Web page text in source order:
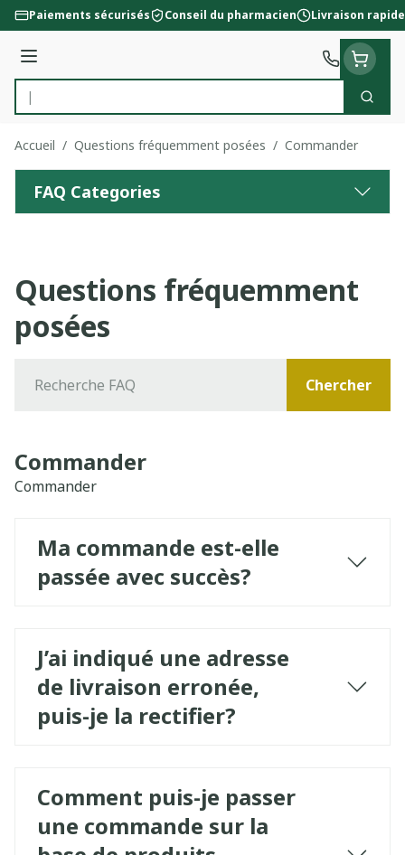
Aller au contenu
Paiements sécurisés Conseil du pharmacien Livraison rapide
Menu
Rechercher
Accueil / Questions fréquemment posées / Commander
FAQ Categories
Questions fréquemment
posées
Chercher
Commander
Commander
Ma commande est-elle
passée avec succès?
J’ai indiqué une adresse
de livraison erronée,
puis-je la rectifier?
Comment puis-je passer
une commande sur la